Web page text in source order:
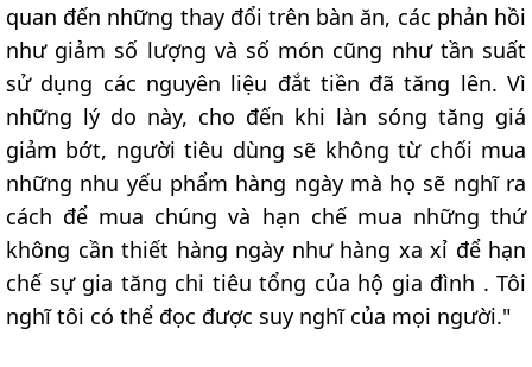
quan đến những thay đổi trên bàn ăn, các phản hồi
như giảm số lượng và số món cũng như tần suất
sử dụng các nguyên liệu đắt tiền đã tăng lên. Vì
những lý do này, cho đến khi làn sóng tăng giá
giảm bớt, người tiêu dùng sẽ không từ chối mua
những nhu yếu phẩm hàng ngày mà họ sẽ nghĩ ra
cách để mua chúng và hạn chế mua những thứ
không cần thiết hàng ngày như hàng xa xỉ để hạn
chế sự gia tăng chi tiêu tổng của hộ gia đình . Tôi
nghĩ tôi có thể đọc được suy nghĩ của mọi người."